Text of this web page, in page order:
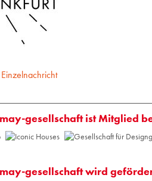
gesellschaft ist Mitglied
gesellschaft wird